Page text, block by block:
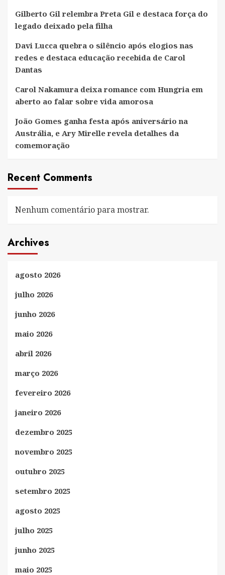
Gilberto Gil relembra Preta Gil e destaca força do
legado deixado pela filha
Davi Lucca quebra o silêncio após elogios nas
redes e destaca educação recebida de Carol
Dantas
Carol Nakamura deixa romance com Hungria em
aberto ao falar sobre vida amorosa
João Gomes ganha festa após aniversário na
Austrália, e Ary Mirelle revela detalhes da
comemoração
Recent Comments
Nenhum comentário para mostrar.
Archives
agosto 2026
julho 2026
junho 2026
maio 2026
abril 2026
março 2026
fevereiro 2026
janeiro 2026
dezembro 2025
novembro 2025
outubro 2025
setembro 2025
agosto 2025
julho 2025
junho 2025
maio 2025